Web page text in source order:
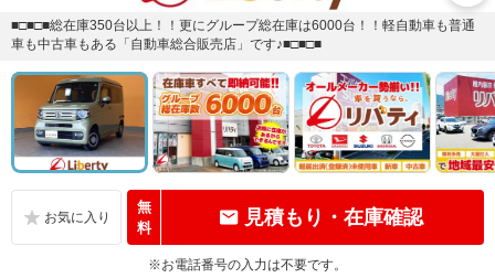
■□■□■総在庫350台以上！！更にグループ総在庫は6000台！！軽自動車も普通
車も中古車もある「自動車総合販売店」です♪■□■□■
無
料
見積もり・在庫確認
※お電話番号の入力は不要です。